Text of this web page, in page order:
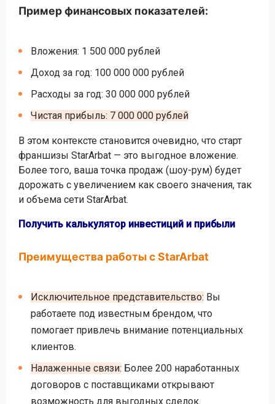
Пример финансовых показателей:
Вложения: 1 500 000 рублей
Доход за год: 100 000 000 рублей
Расходы за год: 30 000 000 рублей
Чистая прибыль: 7 000 000 рублей
В этом контексте становится очевидно, что старт
франшизы StarArbat — это выгодное вложение.
Более того, ваша точка продаж (шоу-рум) будет
дорожать с увеличением как своего значения, так
и объема сети StarArbat.
Получить калькулятор инвестиций и прибыли
Преимущества работы с StarArbat
Исключительное представительство: Вы
работаете под известным брендом, что
помогает привлечь внимание потенциальных
клиентов.
Налаженные связи: Более 200 наработанных
договоров с поставщиками открывают
возможность для выгодных сделок.